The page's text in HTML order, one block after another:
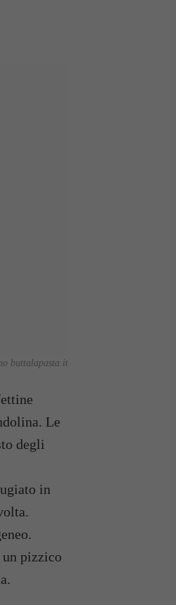
buttalapasta.it
Le
degli
in
pizzico